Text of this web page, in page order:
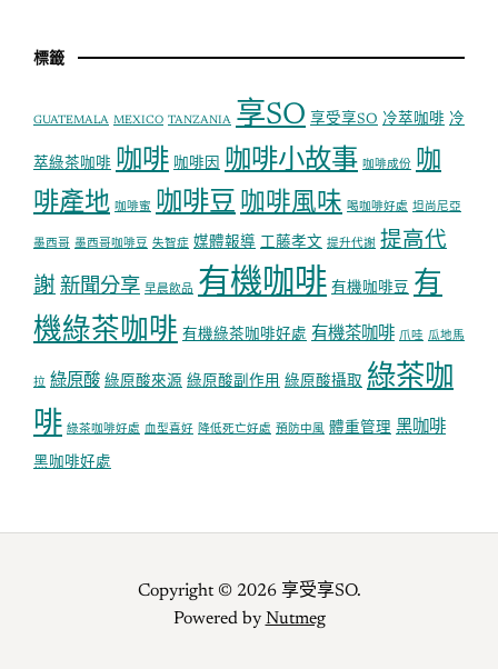
標籤
GUATEMALA MEXICO TANZANIA 享SO 享受享SO 冷萃咖啡 冷
萃綠茶咖啡 咖啡 咖啡因 咖啡小故事 咖啡成份 咖
啡產地 咖啡蜜 咖啡豆 咖啡風味 喝咖啡好處 坦尚尼亞
墨西哥 墨西哥咖啡豆 失智症 媒體報導 工藤孝文 提升代謝 提高代
謝 新聞分享 早晨飲品 有機咖啡 有機咖啡豆 有
機綠茶咖啡 有機綠茶咖啡好處 有機茶咖啡 爪哇 瓜地馬
拉 綠原酸 綠原酸來源 綠原酸副作用 綠原酸攝取 綠茶咖
啡 綠茶咖啡好處 血型喜好 降低死亡好處 預防中風 體重管理 黑咖啡
黑咖啡好處
Copyright © 2026 享受享SO.
Powered by Nutmeg